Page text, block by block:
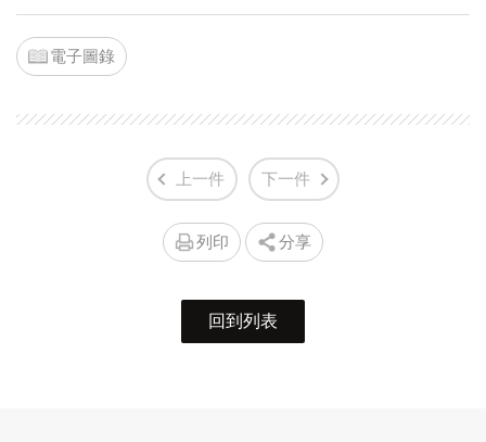
電子圖錄
上一件 下一件
列印 分享
回到列表